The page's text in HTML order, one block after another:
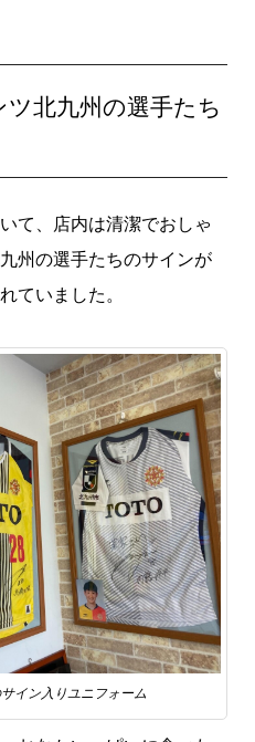
北九州の選手たち
て、店内は清潔でおしゃ
州の選手たちのサインが
ていました。
イン入りユニフォーム